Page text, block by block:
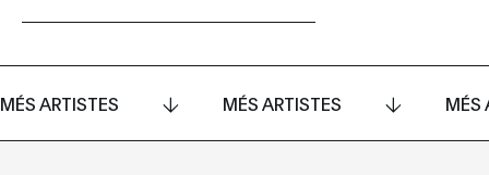
MÉS ARTISTES MÉS ARTISTES MÉS